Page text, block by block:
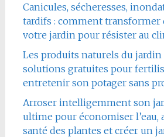
Canicules, sécheresses,
tardifs : comment transformer
votre jardin pour résister au
Les produits naturels du jardin
solutions gratuites pour
entretenir son potager sans
Arroser intelligemment son
ultime pour économiser l’eau,
santé des plantes et créer un